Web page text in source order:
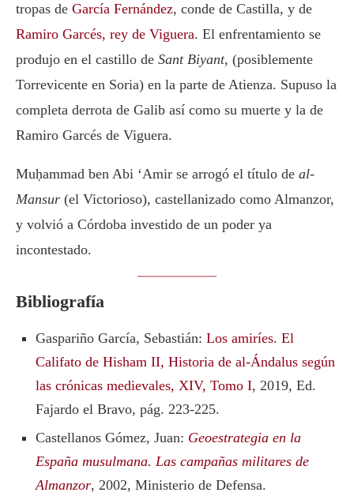
tropas de García Fernández, conde de Castilla, y de
Ramiro Garcés, rey de Viguera. El enfrentamiento se
produjo en el castillo de Sant Biyant, (posiblemente
Torrevicente en Soria) en la parte de Atienza. Supuso la
completa derrota de Galib así como su muerte y la de
Ramiro Garcés de Viguera.
Muḥammad ben Abi ‘Amir se arrogó el título de al-
Mansur (el Victorioso), castellanizado como Almanzor,
y volvió a Córdoba investido de un poder ya
incontestado.
Bibliografía
Gaspariño García, Sebastián: Los amiríes. El
Califato de Hisham II, Historia de al-Ándalus según
las crónicas medievales, XIV, Tomo I, 2019, Ed.
Fajardo el Bravo, pág. 223-225.
Castellanos Gómez, Juan: Geoestrategia en la
España musulmana. Las campañas militares de
Almanzor, 2002, Ministerio de Defensa.